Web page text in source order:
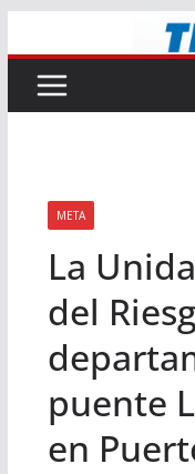
al
contenido
META
La
del
puente
en